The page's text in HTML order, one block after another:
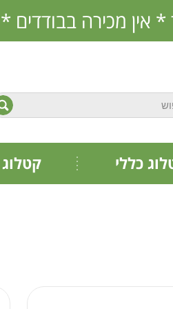
* מינימום הזמנה 350
כללי